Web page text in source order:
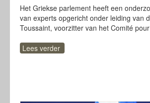
Het Griekse parlement heeft een
van experts opgericht onder leiding van
Toussaint, voorzitter van het Comité pour
Lees verder